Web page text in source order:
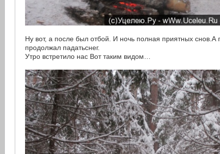
Ну вот, а после был отбой. И ночь полная приятных снов.А
продолжал падатьснег.
Утро встретило нас Вот таким видом…